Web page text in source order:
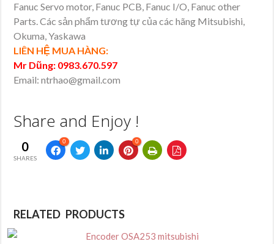
Fanuc Servo motor, Fanuc PCB, Fanuc I/O, Fanuc other
Parts. Các sản phẩm tương tự của các hãng Mitsubishi,
Okuma, Yaskawa
LIÊN HỆ MUA HÀNG:
Mr Dũng: 0983.670.597
Email: ntrhao@gmail.com
Share and Enjoy !
0
SHARES
0 0
RELATED PRODUCTS